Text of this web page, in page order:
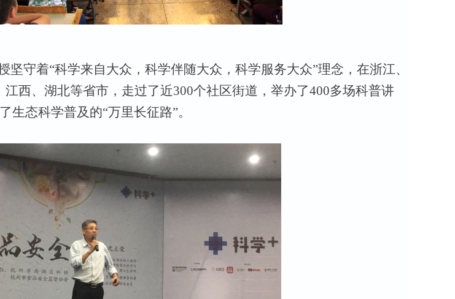
坚守着“科学来自大众，科学伴随大众，科学服务大众”理念，在浙江、
西、湖北等省市，走过了近300个社区街道，举办了400多场科普讲
生态科学普及的“万里长征路”。